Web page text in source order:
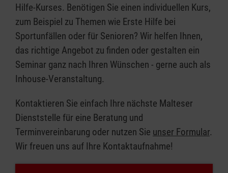
Hilfe-Kurses. Benötigen Sie einen individuellen Kurs,
zum Beispiel zu Themen wie Erste Hilfe bei
Sportunfällen oder für Senioren? Wir helfen Ihnen,
das richtige Angebot zu finden oder gestalten ein
Seminar ganz nach Ihren Wünschen - gerne auch als
Inhouse-Veranstaltung.
Kontaktieren Sie einfach Ihre nächste Malteser
Dienststelle für eine Beratung und
Terminvereinbarung oder nutzen Sie unser Formular.
Wir freuen uns auf Ihre Kontaktaufnahme!